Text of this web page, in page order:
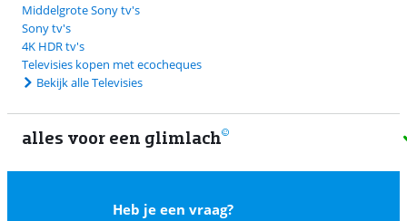
Middelgrote Sony tv's
Sony tv's
4K HDR tv's
Televisies kopen met ecocheques
Bekijk alle Televisies
alles voor een glimlach
Heb je een vraag?